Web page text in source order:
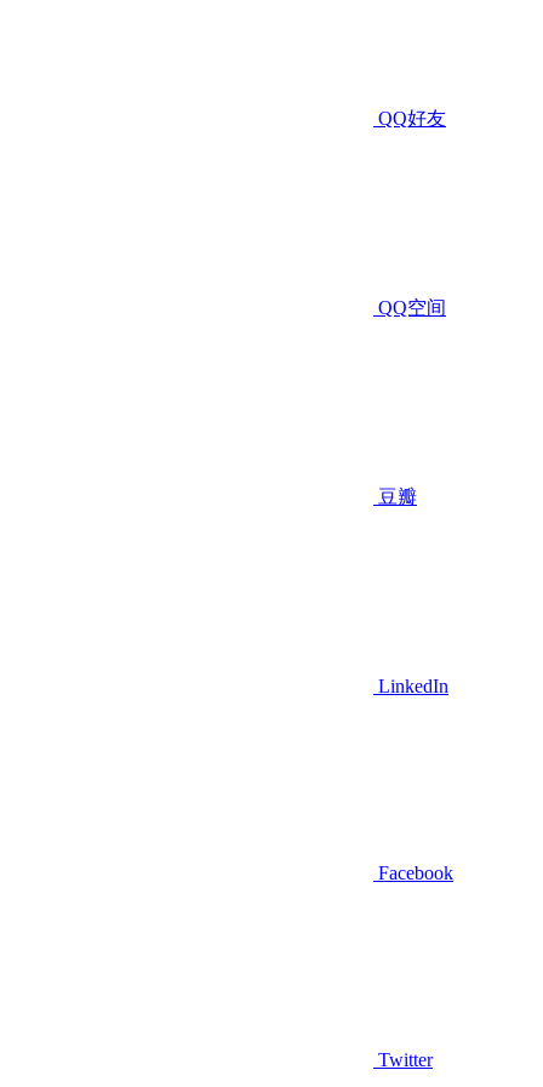
QQ好友
QQ空间
豆瓣
LinkedIn
Facebook
Twitter